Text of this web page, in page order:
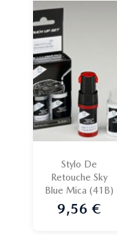
Stylo De
Retouche Sky
Blue Mica (41B)
Prix
9,56 €